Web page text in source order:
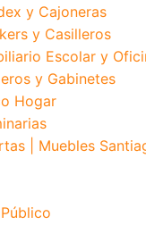
y Cajoneras
y Casilleros
Escolar y
y Gabinetes
Hogar
| Muebles